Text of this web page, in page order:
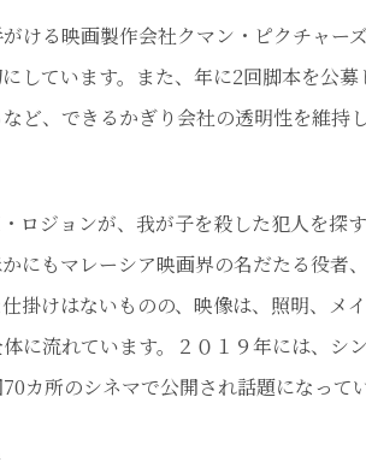
ける映画製作会社クマン・ピクチャー
しています。また、年に2回脚本を公
ど、できるかぎり会社の透明性を維持
ロジョンが、我が子を殺した犯人を探
にもマレーシア映画界の名だたる役者
掛けはないものの、映像は、照明、メ
に流れています。２０１９年には、シ
カ所のシネマで公開され話題になってい